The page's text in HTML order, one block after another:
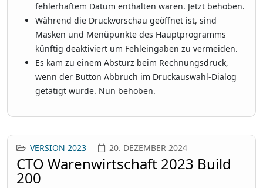
fehlerhaftem Datum enthalten waren. Jetzt behoben.
Während die Druckvorschau geöffnet ist, sind
Masken und Menüpunkte des Hauptprogramms
künftig deaktiviert um Fehleingaben zu vermeiden.
Es kam zu einem Absturz beim Rechnungsdruck,
wenn der Button Abbruch im Druckauswahl-Dialog
getätigt wurde. Nun behoben.
VERSION 2023 20. DEZEMBER 2024
CTO Warenwirtschaft 2023 Build
200